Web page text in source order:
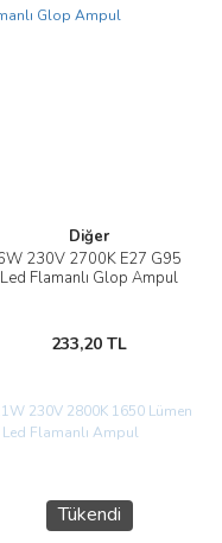
Diğer
230V 2700K E27 G95
Led Flamanlı Glop Ampul
233,20 TL
Tükendi